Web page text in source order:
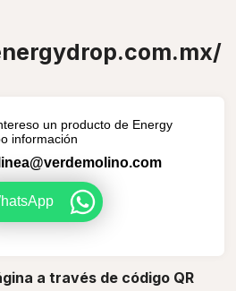
un producto de Energy
información
a través de código QR